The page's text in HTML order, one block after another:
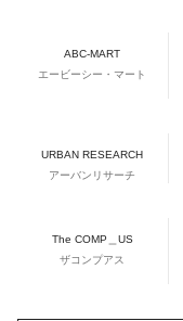
ABC-MART
エービーシー・マート
URBAN RESEARCH
アーバンリサーチ
The COMP＿US
ザコンプアス